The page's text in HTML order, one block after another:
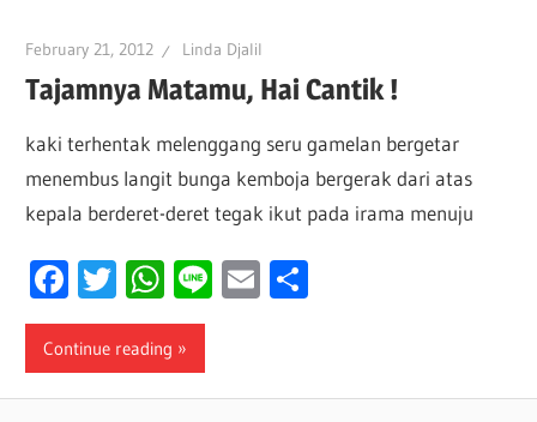
February 21, 2012 Linda Djalil
Tajamnya Matamu, Hai Cantik !
kaki terhentak melenggang seru gamelan bergetar
menembus langit bunga kemboja bergerak dari atas
kepala berderet-deret tegak ikut pada irama menuju
Facebook
Twitter
WhatsApp
LineEmail
Continue reading